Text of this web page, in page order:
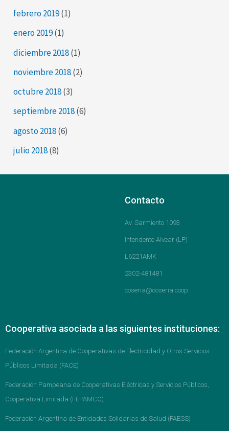
febrero 2019(1)
enero 2019(1)
diciembre 2018(1)
noviembre 2018(2)
octubre 2018(3)
septiembre 2018(6)
agosto 2018(6)
julio 2018(8)
Contacto
Av. Sarmiento 1093
Intendente Alvear (LP)
L6221AMK
2302-481481
coseria@coseria.coop
Cooperativa asociada a las siguientes instituciones:
Federación Argentina de Cooperativas de Electricidad y Otros Servicios
Públicos Limitada (FACE)
Federación Pampeana de Cooperativas Eléctricas y Servicios Públicos,
Cooperativa Limitada (FEPAMCO)
Federación Argentina de Entidades Solidarias de Salud (FAESS)